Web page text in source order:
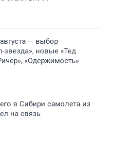
— выбор
звезда», новые «Тед
«Одержимость»
в Сибири самолета из
на связь